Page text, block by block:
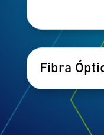
Fibra